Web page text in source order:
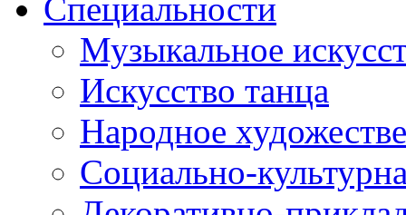
Специальности
Музыкальное
Искусство танца
Народное
Социально-